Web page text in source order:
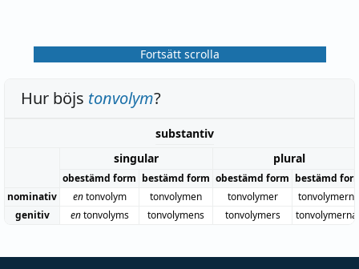
Fortsätt scrolla
Hur böjs tonvolym?
substantiv
singular
plural
obestämd form bestämd form obestämd form bestämd
nominativ
entonvolym tonvolymen tonvolymer
tonvolymerna
genitiv
entonvolyms tonvolymens tonvolymers